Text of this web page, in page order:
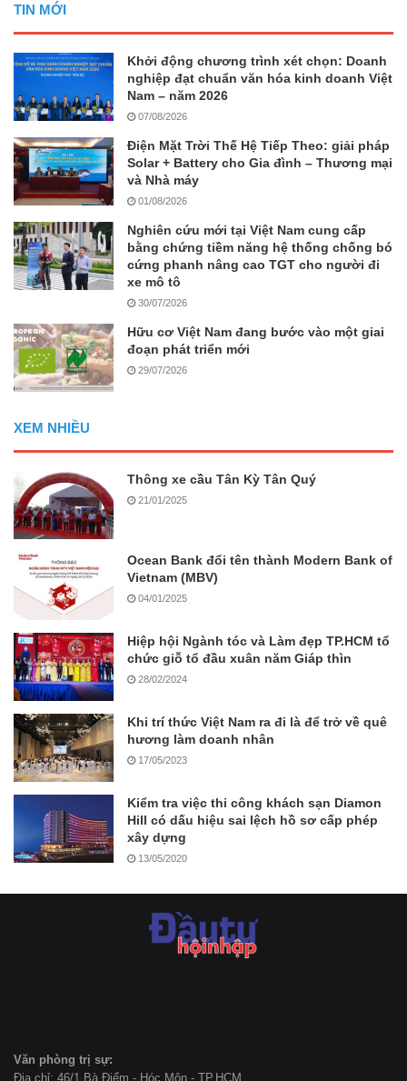
TIN MỚI
Khởi động chương trình xét chọn: Doanh
nghiệp đạt chuẩn văn hóa kinh doanh Việt
Nam – năm 2026
07/08/2026
Điện Mặt Trời Thế Hệ Tiếp Theo: giải pháp
Solar + Battery cho Gia đình – Thương mại
và Nhà máy
01/08/2026
Nghiên cứu mới tại Việt Nam cung cấp
bằng chứng tiềm năng hệ thống chống bó
cứng phanh nâng cao TGT cho người đi
xe mô tô
30/07/2026
Hữu cơ Việt Nam đang bước vào một giai
đoạn phát triển mới
29/07/2026
XEM NHIỀU
Thông xe cầu Tân Kỳ Tân Quý
21/01/2025
Ocean Bank đổi tên thành Modern Bank of
Vietnam (MBV)
04/01/2025
Hiệp hội Ngành tóc và Làm đẹp TP.HCM tổ
chức giỗ tổ đầu xuân năm Giáp thìn
28/02/2024
Khi trí thức Việt Nam ra đi là để trở về quê
hương làm doanh nhân
17/05/2023
Kiểm tra việc thi công khách sạn Diamon
Hill có dấu hiệu sai lệch hồ sơ cấp phép
xây dựng
13/05/2020
Văn phòng trị sự:
Địa chỉ: 46/1 Bà Điểm - Hóc Môn - TP.HCM